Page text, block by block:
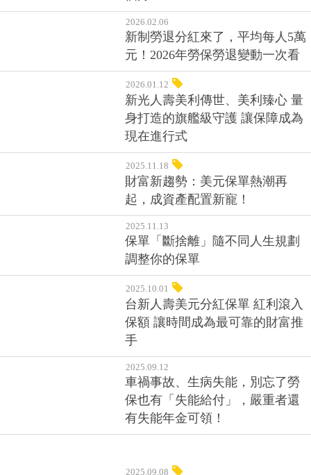
個月
2026.02.06
新制勞退分紅來了，平均每人5萬
元！2026年勞保勞退變動一次看
2026.01.12
新光人壽美利傳世、美利臻心 量
身打造的旗艦級守護 讓保障成為
現在進行式
2025.11.18
財富新趨勢：美元保單熱潮再
起，成資產配置新寵！
2025.11.13
保單「斷捨離」隨不同人生規劃
調整你的保單
2025.10.01
台新人壽美元分紅保單 紅利滾入
保額 讓時間成為最可靠的財富推
手
2025.09.12
車禍事故、生病失能，別忘了勞
有失能年金可領！